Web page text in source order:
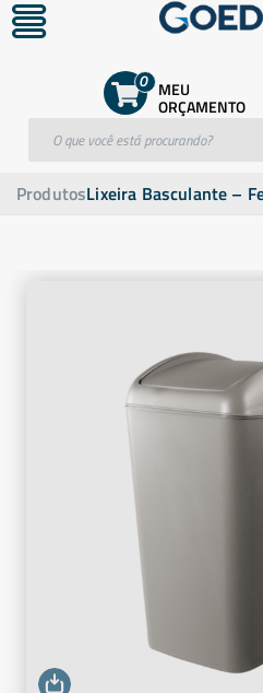
MEU
ORÇAMENTO
0
ProdutosLixeira Basculante –